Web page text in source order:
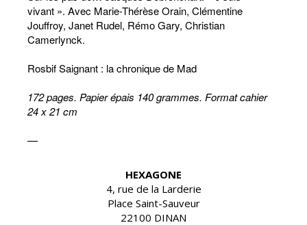
vivant ». Avec Marie-Thérèse Orain, Clémentine
Jouffroy, Janet Rudel, Rémo Gary, Christian
Camerlynck.
Rosbif Saignant : la chronique de Mad
172 pages. Papier épais 140 grammes. Format cahier
24 x 21 cm
—
HEXAGONE
4, rue de la Larderie
Place Saint-Sauveur
22100 DINAN